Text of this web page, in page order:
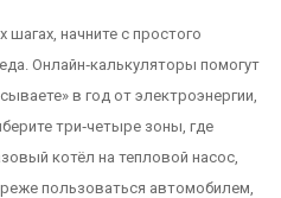
шагах, начните с простого
Онлайн‑калькуляторы помогут
в год от электроэнергии,
три‑четыре зоны, где
котёл на тепловой насос,
пользоваться автомобилем,